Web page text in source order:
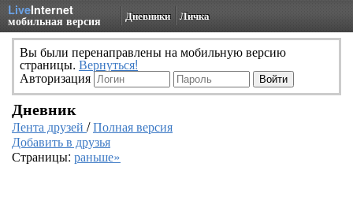
LiveInternet
мобильная версия Дневники Личка
Вы были перенаправлены на мобильную версию
страницы. Вернуться!
Авторизация
Дневник
Лента друзей /Полная версия
Добавить в друзья
Страницы: раньше»